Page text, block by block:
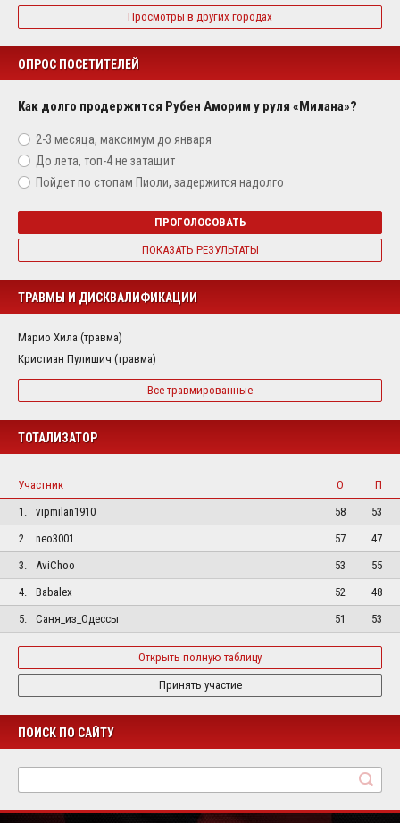
Просмотры в других городах
ОПРОС ПОСЕТИТЕЛЕЙ
Как долго продержится Рубен Аморим у руля «Милана»?
2-3 месяца, максимум до января
До лета, топ-4 не затащит
Пойдет по стопам Пиоли, задержится надолго
ПРОГОЛОСОВАТЬ
ПОКАЗАТЬ РЕЗУЛЬТАТЫ
ТРАВМЫ И ДИСКВАЛИФИКАЦИИ
Марио Хила (травма)
Кристиан Пулишич (травма)
Все травмированные
ТОТАЛИЗАТОР
Участник О
П
1.
vipmilan1910 58
53
2.
neo3001 57
47
3.
AviChoo 53
55
4.
Babalex 52
48
5.
Саня_из_Одессы 51 53
Открыть полную таблицу
Принять участие
ПОИСК ПО САЙТУ